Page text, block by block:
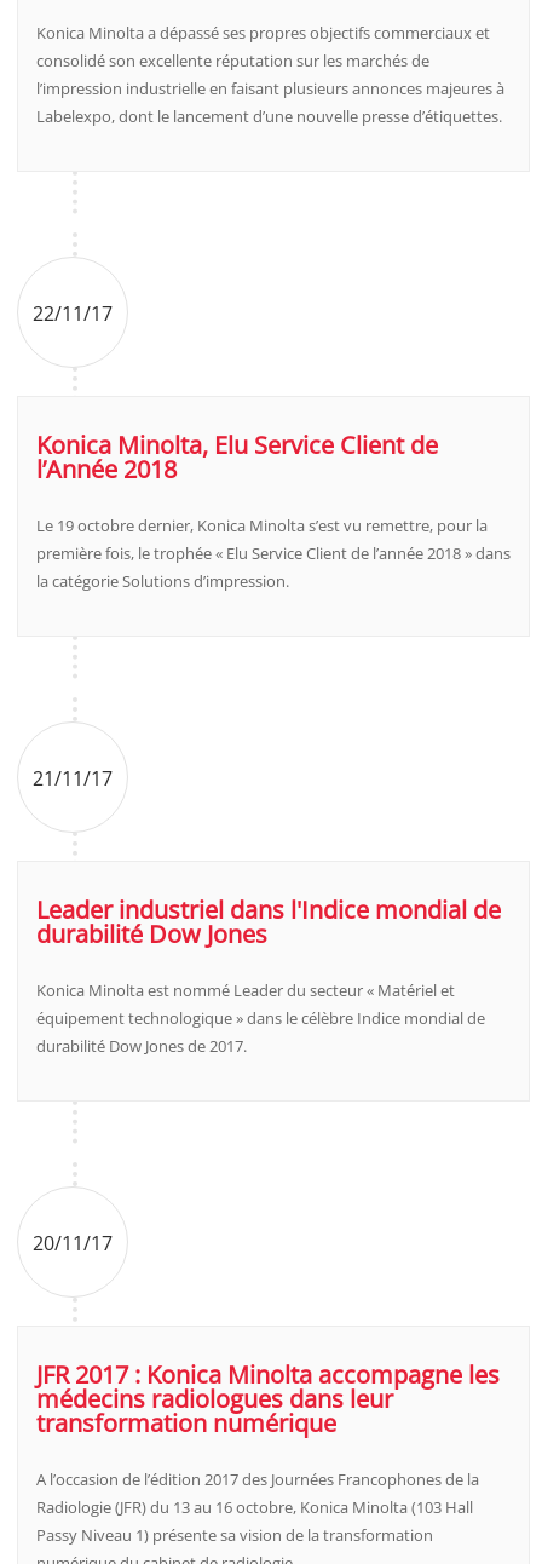
Konica Minolta a dépassé ses propres objectifs commerciaux et
consolidé son excellente réputation sur les marchés de
l’impression industrielle en faisant plusieurs annonces majeures à
Labelexpo, dont le lancement d’une nouvelle presse d’étiquettes.
22/11/17
Konica Minolta, Elu Service Client de
l’Année 2018
Le 19 octobre dernier, Konica Minolta s’est vu remettre, pour la
première fois, le trophée « Elu Service Client de l’année 2018 » dans
la catégorie Solutions d’impression.
21/11/17
Leader industriel dans l'Indice mondial de
durabilité Dow Jones
Konica Minolta est nommé Leader du secteur « Matériel et
équipement technologique » dans le célèbre Indice mondial de
durabilité Dow Jones de 2017.
20/11/17
JFR 2017 : Konica Minolta accompagne les
médecins radiologues dans leur
transformation numérique
A l’occasion de l’édition 2017 des Journées Francophones de la
Radiologie (JFR) du 13 au 16 octobre, Konica Minolta (103 Hall
Passy Niveau 1) présente sa vision de la transformation